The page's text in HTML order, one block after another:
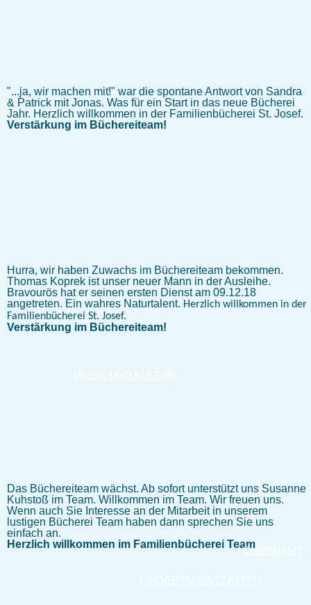
EHRENAMT
"...ja, wir machen mit!" war die spontane Antwort von Sandra
& Patrick mit Jonas. Was für ein Start in das neue Bücherei
Jahr. Herzlich willkommen in der Familienbücherei St. Josef.
Verstärkung im Büchereiteam!
Hurra, wir haben Zuwachs im Büchereiteam bekommen.
Thomas Koprek ist unser neuer Mann in der Ausleihe.
Bravourös hat er seinen ersten Dienst am 09.12.18
angetreten. Ein wahres Naturtalent. Herzlich willkommen in der
Familienbücherei St. Josef.
Verstärkung im Büchereiteam!
Das Büchereiteam wächst. Ab sofort unterstützt uns Susanne
Kuhstoß im Team. Willkommen im Team. Wir freuen uns.
Wenn auch Sie Interesse an der Mitarbeit in unserem
lustigen Bücherei Team haben dann sprechen Sie uns
einfach an.
Herzlich willkommen im Familienbücherei Team